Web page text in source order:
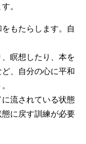
。
もたらします。自
瞑想したり、本を
、自分の心に平和
流されている状態
に戻す訓練が必要